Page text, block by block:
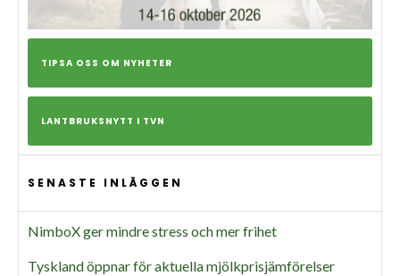
TIPSA OSS OM NYHETER
LANTBRUKSNYTT I TVN
SENASTE INLÄGGEN
NimboX ger mindre stress och mer frihet
Tyskland öppnar för aktuella mjölkprisjämförelser